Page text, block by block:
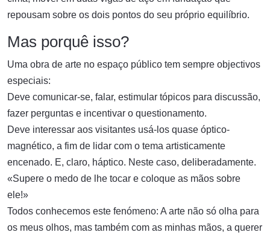
repousam sobre os dois pontos do seu próprio equilíbrio.
Mas porquê isso?
Uma obra de arte no espaço público tem sempre objectivos
especiais:
Deve comunicar-se, falar, estimular tópicos para discussão,
fazer perguntas e incentivar o questionamento.
Deve interessar aos visitantes usá-los quase óptico-
magnético, a fim de lidar com o tema artisticamente
encenado. E, claro, háptico. Neste caso, deliberadamente.
«Supere o medo de lhe tocar e coloque as mãos sobre
ele!»
Todos conhecemos este fenómeno: A arte não só olha para
os meus olhos, mas também com as minhas mãos, a querer